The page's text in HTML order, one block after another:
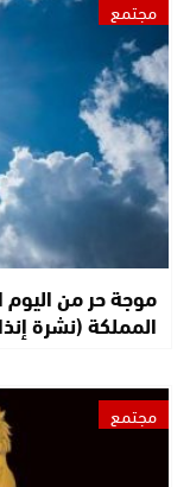
مجتمع
موجة حر من اليوم
المملكة (نشرة
مجتمع